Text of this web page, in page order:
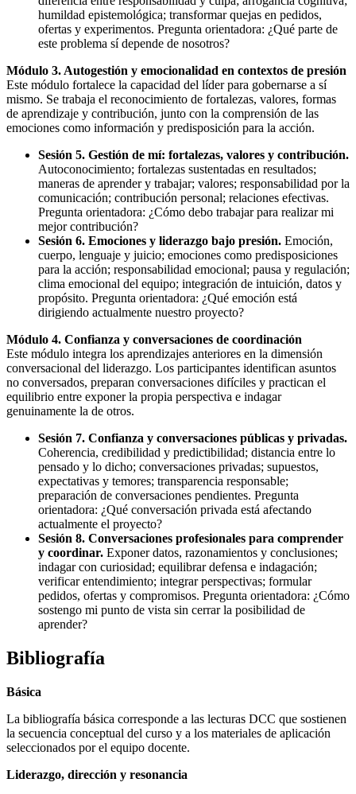
humildad epistemológica; transformar quejas en pedidos,
ofertas y experimentos. Pregunta orientadora: ¿Qué parte de
este problema sí depende de nosotros?
Módulo 3. Autogestión y emocionalidad en contextos de presión
Este módulo fortalece la capacidad del líder para gobernarse a sí
mismo. Se trabaja el reconocimiento de fortalezas, valores, formas
de aprendizaje y contribución, junto con la comprensión de las
emociones como información y predisposición para la acción.
Sesión 5. Gestión de mí: fortalezas, valores y contribución.
Autoconocimiento; fortalezas sustentadas en resultados;
maneras de aprender y trabajar; valores; responsabilidad por la
comunicación; contribución personal; relaciones efectivas.
Pregunta orientadora: ¿Cómo debo trabajar para realizar mi
mejor contribución?
Sesión 6. Emociones y liderazgo bajo presión. Emoción,
cuerpo, lenguaje y juicio; emociones como predisposiciones
para la acción; responsabilidad emocional; pausa y regulación;
clima emocional del equipo; integración de intuición, datos y
propósito. Pregunta orientadora: ¿Qué emoción está
dirigiendo actualmente nuestro proyecto?
Módulo 4. Confianza y conversaciones de coordinación
Este módulo integra los aprendizajes anteriores en la dimensión
conversacional del liderazgo. Los participantes identifican asuntos
no conversados, preparan conversaciones difíciles y practican el
equilibrio entre exponer la propia perspectiva e indagar
genuinamente la de otros.
Sesión 7. Confianza y conversaciones públicas y privadas.
Coherencia, credibilidad y predictibilidad; distancia entre lo
pensado y lo dicho; conversaciones privadas; supuestos,
expectativas y temores; transparencia responsable;
preparación de conversaciones pendientes. Pregunta
orientadora: ¿Qué conversación privada está afectando
actualmente el proyecto?
Sesión 8. Conversaciones profesionales para comprender
y coordinar. Exponer datos, razonamientos y conclusiones;
indagar con curiosidad; equilibrar defensa e indagación;
verificar entendimiento; integrar perspectivas; formular
pedidos, ofertas y compromisos. Pregunta orientadora: ¿Cómo
sostengo mi punto de vista sin cerrar la posibilidad de
aprender?
Bibliografía
Básica
La bibliografía básica corresponde a las lecturas DCC que sostienen
la secuencia conceptual del curso y a los materiales de aplicación
seleccionados por el equipo docente.
Liderazgo, dirección y resonancia